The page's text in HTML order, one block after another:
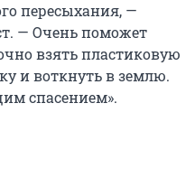
пересыхания, —
— Очень поможет
взять пластиковую
и воткнуть в землю.
спасением».